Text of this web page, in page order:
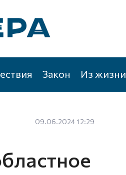
Закон Из жизни
09.06.2024 12:29